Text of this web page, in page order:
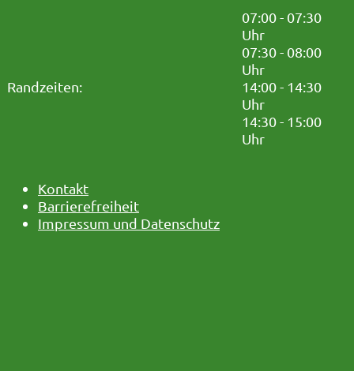
Randzeiten:
07:00 - 07:30
Uhr
07:30 - 08:00
Uhr
14:00 - 14:30
Uhr
14:30 - 15:00
Uhr
Kontakt
Barrierefreiheit
Impressum und Datenschutz